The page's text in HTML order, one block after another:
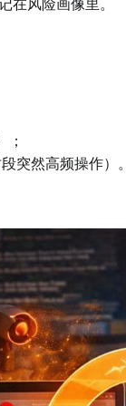
在风险画像里。
；
突然高频操作）